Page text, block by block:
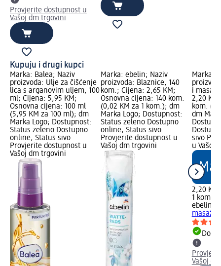
Provjerite dostupnost u
Vašoj dm trgovini
Kupuju i drugi kupci
Marka: Balea; Naziv
proizvoda: Ulje za čišćenje
lica s arganovim uljem, 100
ml; Cijena: 5,95 KM;
Osnovna cijena: 100 ml
(5,95 KM za 100 ml); dm
Marka Logo; Dostupnost:
Status zeleno Dostupno
online, Status sivo
Provjerite dostupnost u
Vašoj dm trgovini
Marka: ebelin; Naziv
proizvoda: Blaznice, 140
kom.; Cijena: 2,65 KM;
Osnovna cijena: 140 kom.
(0,02 KM za 1 kom.); dm
Marka Logo; Dostupnost:
Status zeleno Dostupno
online, Status sivo
Provjerite dostupnost u
Vašoj dm trgovini
Marka:
i
2,20
kom.
dm
sivo
u Vašoj
2,20 KM
1 kom.
ebelin
Vašoj